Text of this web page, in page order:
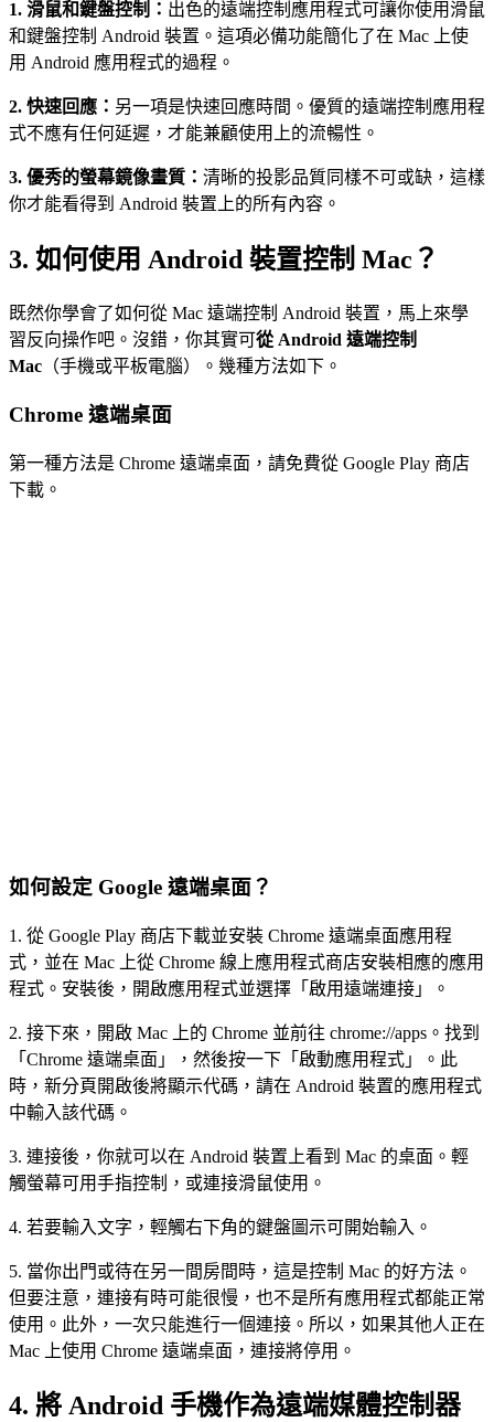
1. 滑鼠和鍵盤控制： 出色的遠端控制應用程式可讓你使用滑鼠
和鍵盤控制 Android 裝置。這項必備功能簡化了在 Mac 上使
用 Android 應用程式的過程。
2. 快速回應： 另一項是快速回應時間。優質的遠端控制應用程
式不應有任何延遲，才能兼顧使用上的流暢性。
3. 優秀的螢幕鏡像畫質： 清晰的投影品質同樣不可或缺，這樣
你才能看得到 Android 裝置上的所有內容。
3. 如何使用 Android 裝置控制 Mac？
既然你學會了如何從 Mac 遠端控制 Android 裝置，馬上來學
習反向操作吧。沒錯，你其實可從 Android 遠端控制
Mac （手機或平板電腦）。幾種方法如下。
Chrome 遠端桌面
第一種方法是 Chrome 遠端桌面，請免費從 Google Play 商店
下載。
如何設定 Google 遠端桌面？
1. 從 Google Play 商店下載並安裝 Chrome 遠端桌面應用程
式，並在 Mac 上從 Chrome 線上應用程式商店安裝相應的應用
程式。安裝後，開啟應用程式並選擇「啟用遠端連接」。
2. 接下來，開啟 Mac 上的 Chrome 並前往 chrome://apps。找到
「Chrome 遠端桌面」，然後按一下「啟動應用程式」。此
時，新分頁開啟後將顯示代碼，請在 Android 裝置的應用程式
中輸入該代碼。
3. 連接後，你就可以在 Android 裝置上看到 Mac 的桌面。輕
觸螢幕可用手指控制，或連接滑鼠使用。
4. 若要輸入文字，輕觸右下角的鍵盤圖示可開始輸入。
5. 當你出門或待在另一間房間時，這是控制 Mac 的好方法。
但要注意，連接有時可能很慢，也不是所有應用程式都能正常
使用。此外，一次只能進行一個連接。所以，如果其他人正在
Mac 上使用 Chrome 遠端桌面，連接將停用。
4. 將 Android 手機作為遠端媒體控制器